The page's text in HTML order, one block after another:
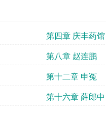
第四章 庆丰药馆
第八章 赵连鹏
第十二章 申冤
第十六章 薛郎中